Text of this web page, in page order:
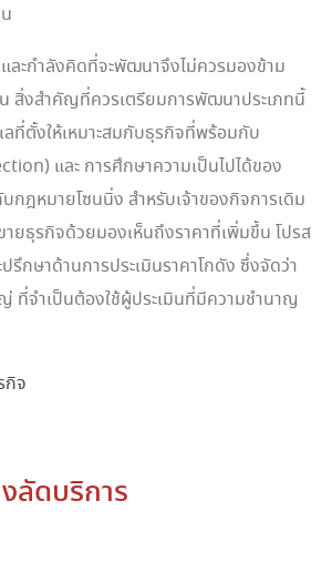
และกำลังคิดที่จะพัฒนาจึงไม่ควรมองข้าม
สิ่งสำคัญที่ควรเตรียมการพัฒนาประเภทนี้
ลที่ตั้งให้เหมาะสมกับธุรกิจที่พร้อมกับ
และ การศึกษาความเป็นไปได้ของ
บกฎหมายโซนนิ่ง สำหรับเจ้าของกิจการเดิม
ายธุรกิจด้วยมองเห็นถึงราคาที่เพิ่มขึ้น โปรส
รึกษาด้านการประเมินราคาโกดัง ซึ่งจัดว่า
ที่จำเป็นต้องใช้ผู้ประเมินที่มีความชำนาญ
กิจ
ลัดบริการ